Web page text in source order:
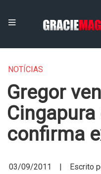
NOTÍCIAS
Gregor
Cingapura
confirma
03/09/2011 | Escrito